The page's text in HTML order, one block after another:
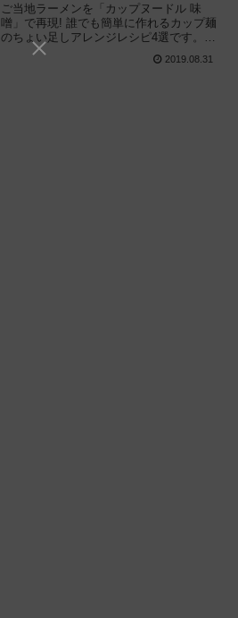
ご当地ラーメンを「カップヌードル 味
噌」で再現! 誰でも簡単に作れるカップ麺
のちょい足しアレンジレシピ4選です。各
ご当地の特色を取り入れながら “もっと美
味しく食べる方法” を厳選、アレンジして
2019.08.31